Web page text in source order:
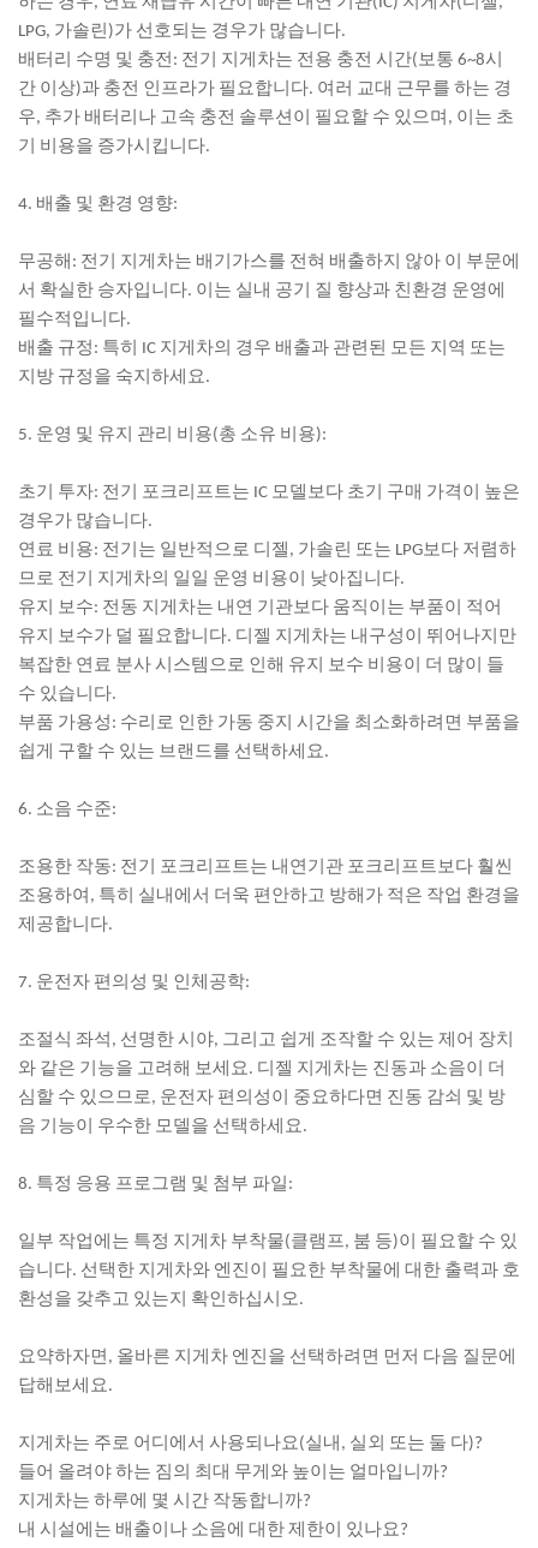
LPG, 가솔린)가 선호되는 경우가 많습니다.
배터리 수명 및 충전: 전기 지게차는 전용 충전 시간(보통 6~8시
간 이상)과 충전 인프라가 필요합니다. 여러 교대 근무를 하는 경
우, 추가 배터리나 고속 충전 솔루션이 필요할 수 있으며, 이는 초
기 비용을 증가시킵니다.
4. 배출 및 환경 영향:
무공해: 전기 지게차는 배기가스를 전혀 배출하지 않아 이 부문에
서 확실한 승자입니다. 이는 실내 공기 질 향상과 친환경 운영에
필수적입니다.
배출 규정: 특히 IC 지게차의 경우 배출과 관련된 모든 지역 또는
지방 규정을 숙지하세요.
5. 운영 및 유지 관리 비용(총 소유 비용):
초기 투자: 전기 포크리프트는 IC 모델보다 초기 구매 가격이 높은
경우가 많습니다.
연료 비용: 전기는 일반적으로 디젤, 가솔린 또는 LPG보다 저렴하
므로 전기 지게차의 일일 운영 비용이 낮아집니다.
유지 보수: 전동 지게차는 내연 기관보다 움직이는 부품이 적어
유지 보수가 덜 필요합니다. 디젤 지게차는 내구성이 뛰어나지만
복잡한 연료 분사 시스템으로 인해 유지 보수 비용이 더 많이 들
수 있습니다.
부품 가용성: 수리로 인한 가동 중지 시간을 최소화하려면 부품을
쉽게 구할 수 있는 브랜드를 선택하세요.
6. 소음 수준:
조용한 작동: 전기 포크리프트는 내연기관 포크리프트보다 훨씬
조용하여, 특히 실내에서 더욱 편안하고 방해가 적은 작업 환경을
제공합니다.
7. 운전자 편의성 및 인체공학:
조절식 좌석, 선명한 시야, 그리고 쉽게 조작할 수 있는 제어 장치
와 같은 기능을 고려해 보세요. 디젤 지게차는 진동과 소음이 더
심할 수 있으므로, 운전자 편의성이 중요하다면 진동 감쇠 및 방
음 기능이 우수한 모델을 선택하세요.
8. 특정 응용 프로그램 및 첨부 파일:
일부 작업에는 특정 지게차 부착물(클램프, 붐 등)이 필요할 수 있
습니다. 선택한 지게차와 엔진이 필요한 부착물에 대한 출력과 호
환성을 갖추고 있는지 확인하십시오.
요약하자면, 올바른 지게차 엔진을 선택하려면 먼저 다음 질문에
답해보세요.
지게차는 주로 어디에서 사용되나요(실내, 실외 또는 둘 다)?
들어 올려야 하는 짐의 최대 무게와 높이는 얼마입니까?
지게차는 하루에 몇 시간 작동합니까?
내 시설에는 배출이나 소음에 대한 제한이 있나요?